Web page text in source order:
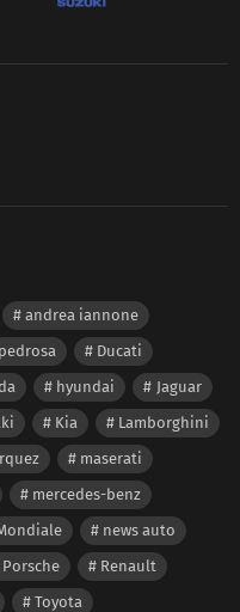
andrea iannone
Ducati
hyundai
Jaguar
Kia
Lamborghini
maserati
mercedes-benz
news auto
Porsche
Renault
Toyota